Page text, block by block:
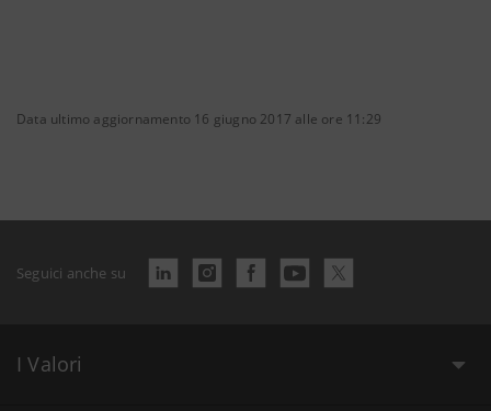
Data ultimo aggiornamento 16 giugno 2017 alle ore 11:29
Seguici anche su
I Valori